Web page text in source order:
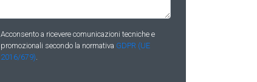
Acconsento a ricevere comunicazioni tecniche e
promozionali secondo la normativa GDPR (UE
2016/679).